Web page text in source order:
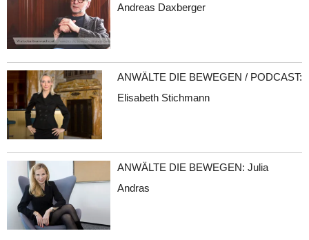
Andreas Daxberger
ANWÄLTE DIE BEWEGEN / PODCAST:
Elisabeth Stichmann
ANWÄLTE DIE BEWEGEN: Julia
Andras